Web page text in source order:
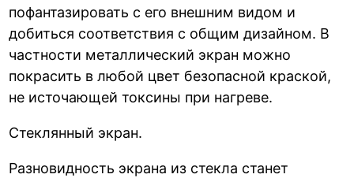
пофантазировать с его внешним видом и
добиться соответствия с общим дизайном. В
частности металлический экран можно
покрасить в любой цвет безопасной краской,
не источающей токсины при нагреве.
Стеклянный экран.
Разновидность экрана из стекла станет